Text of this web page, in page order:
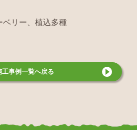
ベリー、植込多種
工事例一覧へ戻る